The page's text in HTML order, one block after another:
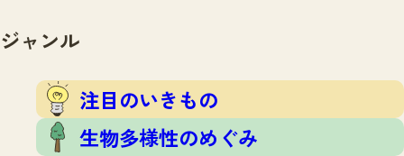
保全アクション
調査結果
ふくおかいきものマップ
マッチング
マッチングTOP
掲載申し込みフォーム
お問合せ
ジャンル
注目のいきもの
生物多様性のめぐみ